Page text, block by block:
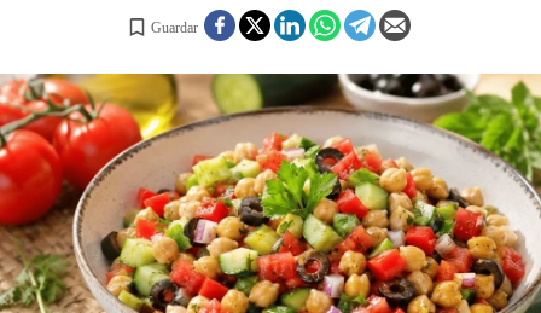
REGISTRO
INICIAR SESIÓN
Guardar